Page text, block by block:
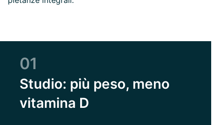
01
Studio: più peso, meno
vitamina D